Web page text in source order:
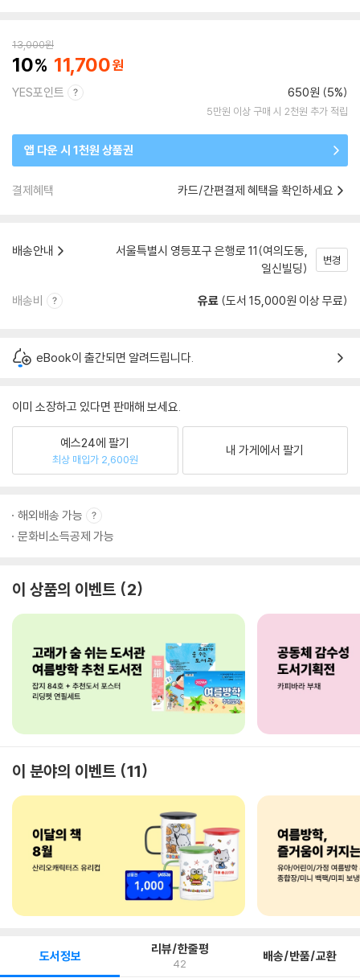
13,000원
10 11,700
YES포인트 650원 (5%)
5만원 이상 구매 시 2천원 추가 적립
앱 다운 시 1천원 상품권
결제혜택 카드/간편결제 혜택을 확인하세요
배송안내
서울특별시 영등포구 은행로 11(여의도동,
일신빌딩)
변경
배송비 유료 (도서 15,000원 이상 무료)
eBook이 출간되면 알려드립니다.
이미 소장하고 있다면 판매해 보세요.
예스24에 팔기
최상 매입가 2,600원
내 가게에서 팔기
해외배송 가능
문화비소득공제 가능
이 상품의 이벤트 2
이 분야의 이벤트 11
도서정보 리뷰/한줄평
42 배송/반품/교환